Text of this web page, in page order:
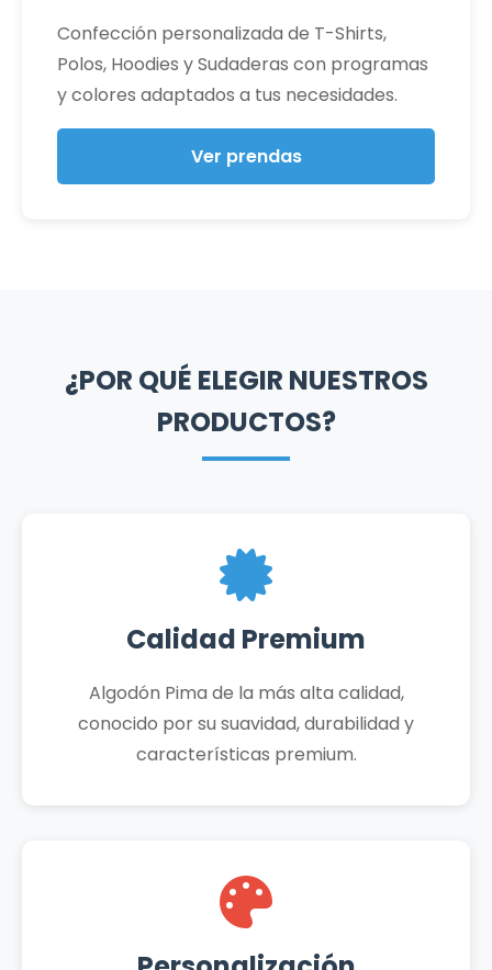
Confección personalizada de T-Shirts,
Polos, Hoodies y Sudaderas con programas
y colores adaptados a tus necesidades.
Ver prendas
¿POR QUÉ ELEGIR NUESTROS
PRODUCTOS?
Calidad Premium
Algodón Pima de la más alta calidad,
conocido por su suavidad, durabilidad y
características premium.